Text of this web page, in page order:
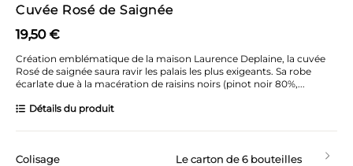
Cuvée Rosé de Saignée
19,50 €
Création emblématique de la maison Laurence Deplaine, la cuvée
Rosé de saignée saura ravir les palais les plus exigeants. Sa robe
écarlate due à la macération de raisins noirs (pinot noir 80%,...
Détails du produit
Colisage Le carton de 6 bouteilles